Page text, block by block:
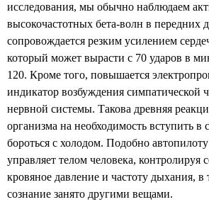
исследования, мы обычно наблюдаем
высокочастотных бета-волн в передних
сопровождается резким усилением
который может вырасти с 70 ударов в
120. Кроме того, повышается
индикатор возбуждения симпатической
нервной системы. Такова древняя
организма на необходимость вступить в
бороться с холодом. Подобно
управляет телом человека, контролируя
кровяное давление и частоту дыхания, в
сознание занято другими вещами.